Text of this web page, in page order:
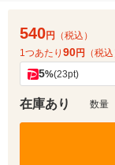
540円
（税込）
1つあたり 90円 （税込
5%(23pt)
在庫あり 数量